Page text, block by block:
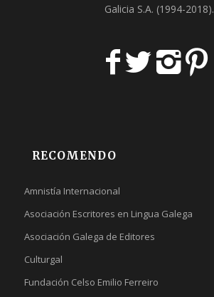
Galicia S.A. (1994-2018).
RECOMENDO
Amnistía Internacional
Asociación Escritores en Lingua Galega
Asociación Galega de Editores
Culturgal
Fundación Celso Emilio Ferreiro